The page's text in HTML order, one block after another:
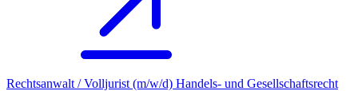
Rechtsanwalt / Volljurist (m/w/d) Handels- und Gesellschaftsrecht